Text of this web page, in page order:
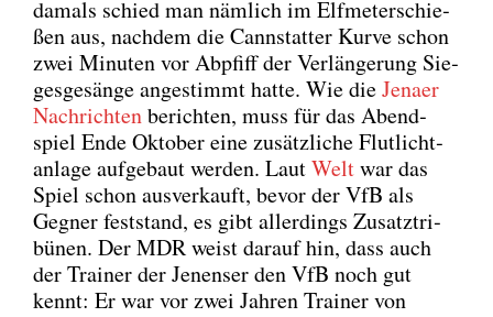
damals schied man näm­lich im Elf­me­ter­schie­
ßen aus, nach­dem die Cannstat­ter Kur­ve schon
zwei Minu­ten vor Abpfiff der Ver­län­ge­rung Sie­
ges­ge­sän­ge ange­stimmt hat­te. Wie dieJena­er
Nach­rich­tenberich­ten, muss für das Abend­
spiel Ende Okto­ber eine zusätz­li­che Flut­licht­
an­la­ge auf­ge­baut wer­den. LautWeltwar das
Spiel schon aus­ver­kauft, bevor der VfB als
Geg­ner fest­stand, es gibt aller­dings Zusatz­tri­
bü­nen. Der MDR weist dar­auf hin, dass auch
der Trai­ner der Jenen­ser den VfB noch gut
kennt: Er war vor zwei Jah­ren Trai­ner von